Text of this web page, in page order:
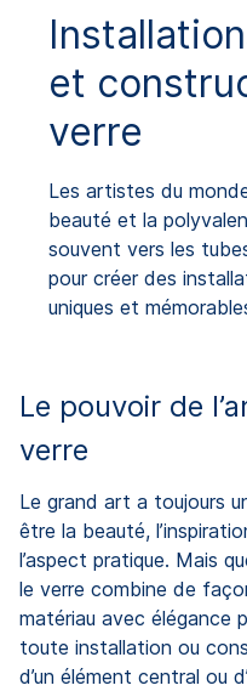
et
verre
Les artistes du
beauté et la
souvent vers les
pour créer des
uniques et
Le pouvoir de
verre
Le grand art a toujours
être la beauté,
l’aspect pratique. Mais
le verre combine de
matériau avec élégance
toute installation ou
d’un élément central ou